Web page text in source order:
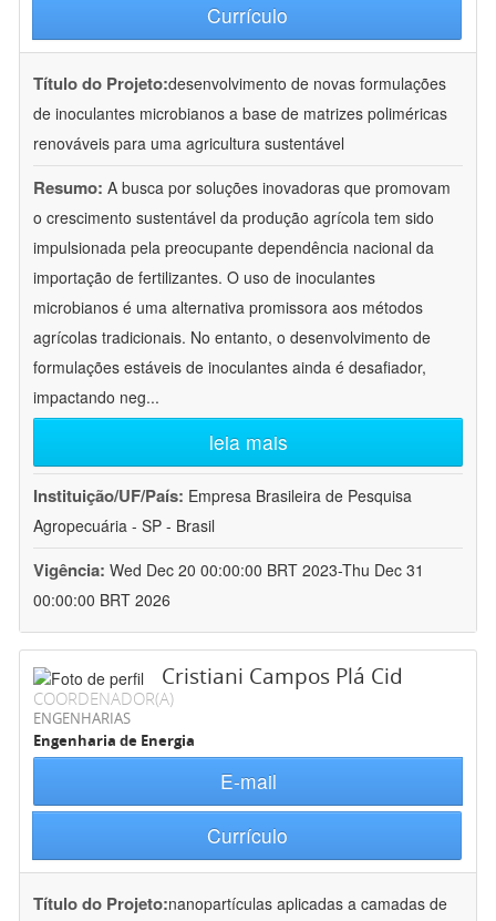
Currículo
Título do Projeto:desenvolvimento de novas formulações
de inoculantes microbianos a base de matrizes poliméricas
renováveis para uma agricultura sustentável
Resumo: A busca por soluções inovadoras que promovam
o crescimento sustentável da produção agrícola tem sido
impulsionada pela preocupante dependência nacional da
importação de fertilizantes. O uso de inoculantes
microbianos é uma alternativa promissora aos métodos
agrícolas tradicionais. No entanto, o desenvolvimento de
formulações estáveis de inoculantes ainda é desafiador,
impactando neg...
leia mais
Instituição/UF/País: Empresa Brasileira de Pesquisa
Agropecuária - SP - Brasil
Vigência: Wed Dec 20 00:00:00 BRT 2023-Thu Dec 31
00:00:00 BRT 2026
Cristiani Campos Plá Cid
COORDENADOR(A)
ENGENHARIAS
Engenharia de Energia
E-mail
Currículo
Título do Projeto:nanopartículas aplicadas a camadas de